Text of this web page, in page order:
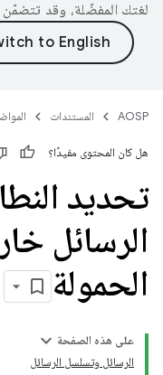
لغتك المفضّلة، وقد
AOSP المستندات
هل كان المحتوى مفيدًا؟
تحديد
الرسائل
الحمولة
على هذه الصفحة
الرسائل وتسلسل الرسائل